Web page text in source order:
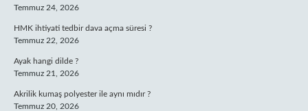
Temmuz 24, 2026
HMK ihtiyati tedbir dava açma süresi ?
Temmuz 22, 2026
Ayak hangi dilde ?
Temmuz 21, 2026
Akrilik kumaş polyester ile aynı mıdır ?
Temmuz 20, 2026